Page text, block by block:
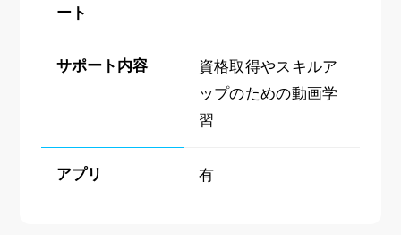
ート
サポート内容
資格取得やスキルア
ップのための動画学
習
アプリ 有